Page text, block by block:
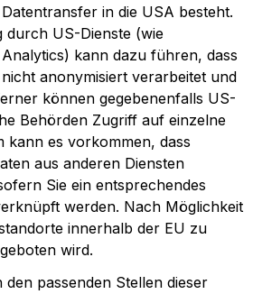
in die USA besteht.
durch US-Dienste (wie
kann dazu führen, dass
anonymisiert verarbeitet und
können gegebenenfalls US-
Behörden Zugriff auf einzelne
kann es vorkommen, dass
aus anderen Diensten
Sie ein entsprechendes
werden. Nach Möglichkeit
innerhalb der EU zu
wird.
passenden Stellen dieser